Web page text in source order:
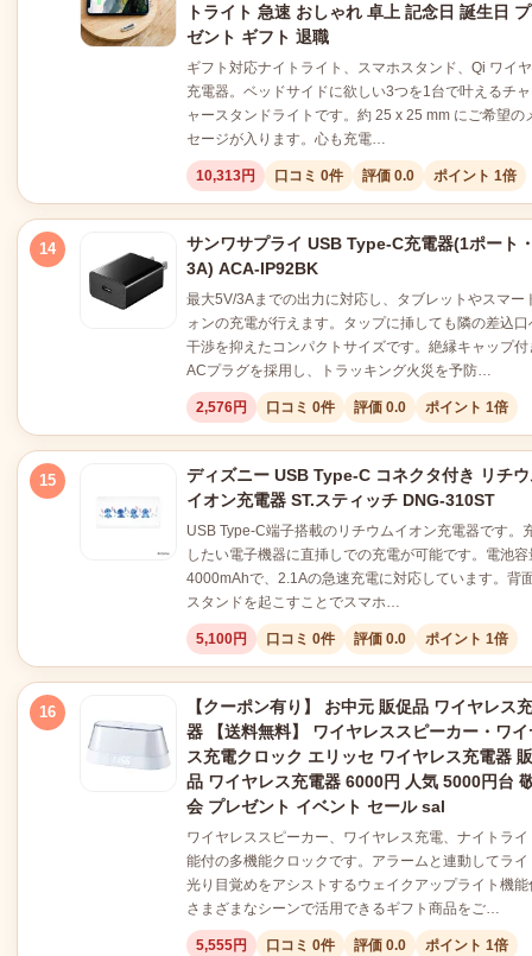
トライト 急速 おしゃれ 卓上 記念日 誕生日
ゼント ギフト 退職
ギフト対応ナイトライト、スマホスタンド、Qi ワイ
充電器。ベッドサイドに欲しい3つを1台で叶えるチ
ャースタンドライトです。約 25 x 25 mm にご希望の
セージが入ります。心も充電…
10,313円 口コミ 0件 評価 0.0 ポイント 1倍
14
サンワサプライ USB Type-C充電器(1ポート
3A) ACA-IP92BK
最大5V/3Aまでの出力に対応し、タブレットやスマー
ォンの充電が行えます。タップに挿しても隣の差込口
干渉を抑えたコンパクトサイズです。絶縁キャップ付
ACプラグを採用し、トラッキング火災を予防…
2,576円 口コミ 0件 評価 0.0 ポイント 1倍
15
ディズニー USB Type-C コネクタ付き リチ
イオン充電器 ST.スティッチ DNG-310ST
USB Type-C端子搭載のリチウムイオン充電器です。
したい電子機器に直挿しでの充電が可能です。電池容
4000mAhで、2.1Aの急速充電に対応しています。背
スタンドを起こすことでスマホ…
5,100円 口コミ 0件 評価 0.0 ポイント 1倍
16
【クーポン有り】 お中元 販促品 ワイヤレス
器 【送料無料】 ワイヤレススピーカー・ワイ
ス充電クロック エリッセ ワイヤレス充電器
品 ワイヤレス充電器 6000円 人気 5000円台
会 プレゼント イベント セール sal
ワイヤレススピーカー、ワイヤレス充電、ナイトライ
能付の多機能クロックです。アラームと連動してライ
光り目覚めをアシストするウェイクアップライト機能
さまざまなシーンで活用できるギフト商品をご…
5,555円 口コミ 0件 評価 0.0 ポイント 1倍